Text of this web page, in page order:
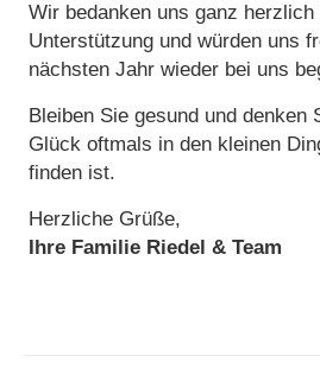
Wir bedanken uns ganz
Unterstützung und würden uns
nächsten Jahr wieder bei uns
Bleiben Sie gesund und denken
Glück oftmals in den kleinen
finden ist.
Herzliche Grüße,
Ihre Familie Riedel & Team